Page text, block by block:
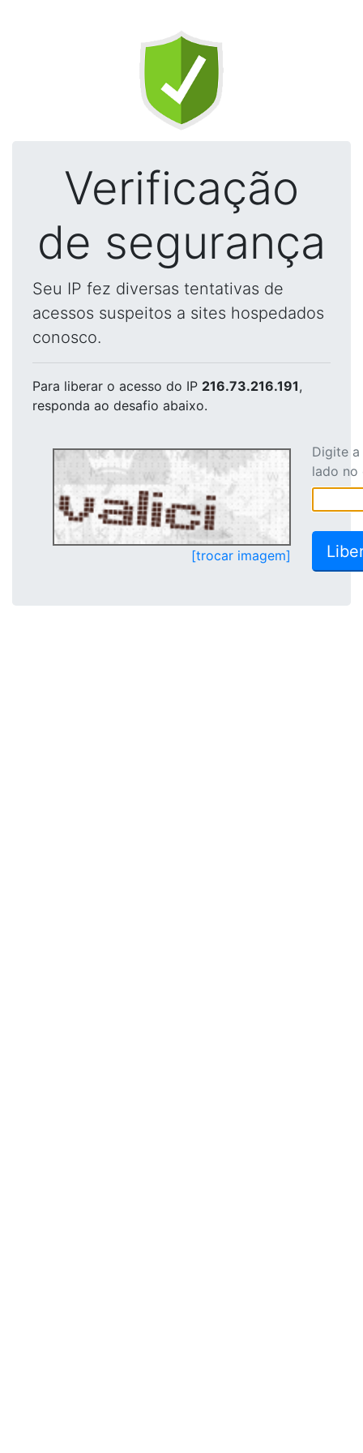
Verificação
de segurança
Seu IP fez diversas tentativas de
acessos suspeitos a sites hospedados
conosco.
Para liberar o acesso do IP 216.73.216.191,
responda ao desafio abaixo.
[trocar imagem]
Digite
lado no